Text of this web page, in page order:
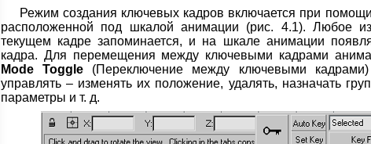
Режим создания ключевых кадров включается при
расположенной под шкалой анимации (рис. 4.1). Любое
текущем кадре запоминается, и на шкале анимации
кадра. Для перемещения между ключевыми кадрами
Mode Toggle (Переключение между ключевыми
управлять – изменять их положение, удалять, назначать
параметры и т. д.